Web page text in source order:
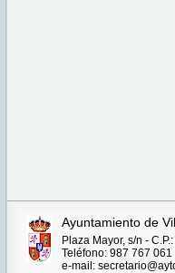
Ayuntamiento de
Plaza Mayor, s/n -
Teléfono: 987 767 061
e-mail: